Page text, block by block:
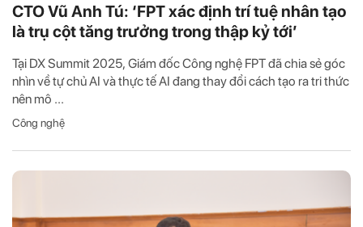
CTO Vũ Anh Tú: ‘FPT xác định trí tuệ nhân tạo
là trụ cột tăng trưởng trong thập kỷ tới’
Tại DX Summit 2025, Giám đốc Công nghệ FPT đã chia sẻ góc
nhìn về tự chủ AI và thực tế AI đang thay đổi cách tạo ra tri thức
nên mô ...
Công nghệ